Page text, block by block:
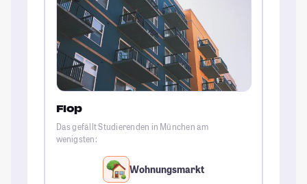
Flop
Das gefällt Studierenden in München am
wenigsten:
Wohnungsmarkt